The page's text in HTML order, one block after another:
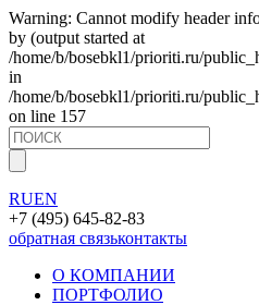
Warning: Cannot modify header
by (output started at
/home/b/bosebkl1/prioriti.ru/
in
/home/b/bosebkl1/prioriti.ru/
on line 157
RUEN
+7 (495) 645-82-83
обратная связьконтакты
О КОМПАНИИ
ПОРТФОЛИО